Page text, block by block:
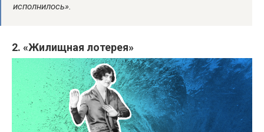
исполнилось».
2. «Жилищная лотерея»